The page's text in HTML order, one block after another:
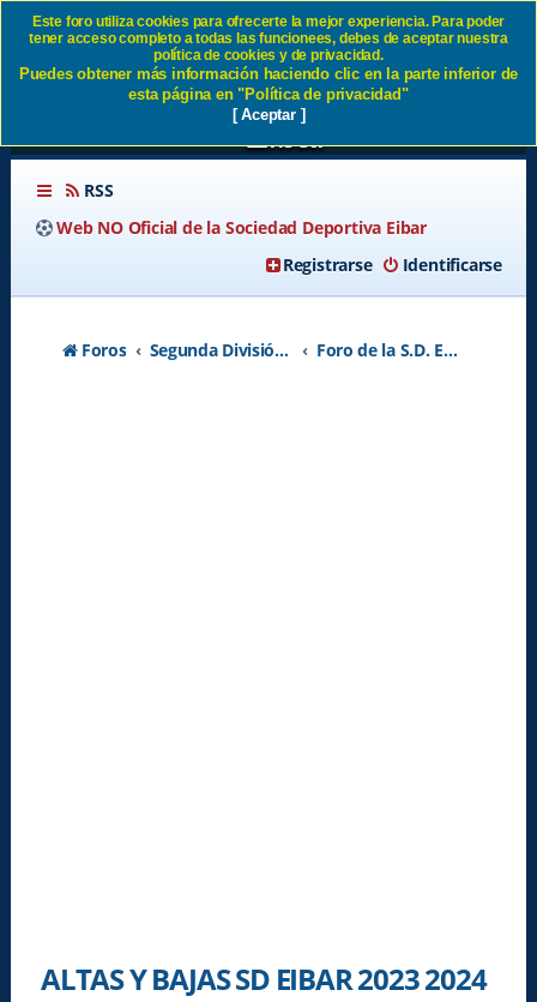
ALTAS Y BAJAS SD EIBAR
2023 2024 - Página 18 SD
Eibar
RSS
Web NO Oficial de la Sociedad Deportiva Eibar
Identificarse
Registrarse
Foros Segunda División A - Temporada 2026-2027 Foro de la S.D. Eibar
ALTAS Y BAJAS SD EIBAR 2023 2024
Este foro utiliza cookies para ofrecerte la mejor experiencia. Para poder
tener acceso completo a todas las funcionees, debes de aceptar nuestra
política de cookies y de privacidad.
Puedes obtener más información haciendo clic en la parte inferior de
esta página en "Política de privacidad"
[ Aceptar ]